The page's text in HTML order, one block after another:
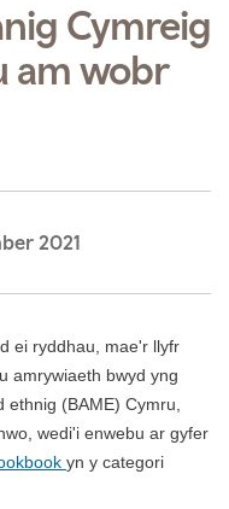
Cymreig
am wobr
2021
ei ryddhau, mae'r llyfr
amrywiaeth bwyd yng
(BAME) Cymru,
wedi'i enwebu ar gyfer
yn y categori